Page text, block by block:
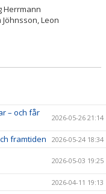
Herrmann
Leon
– och får
2026-05-26 21:14
framtiden 2026-05-24 18:34
2026-05-03 19:25
2026-04-11 19:13